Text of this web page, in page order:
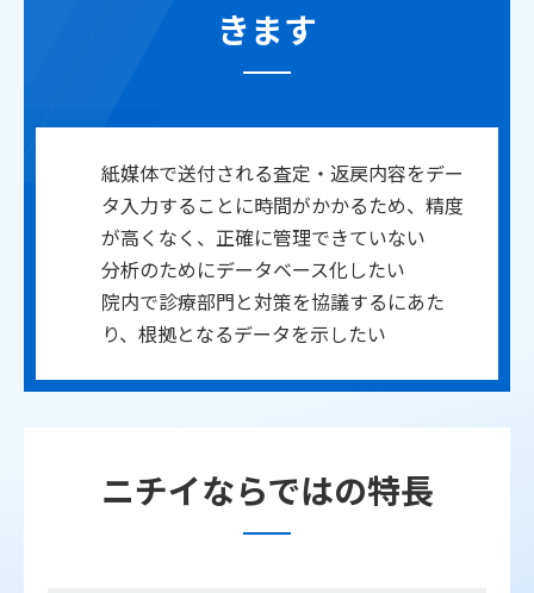
きます
紙媒体で送付される査定・返戻内容をデー
タ入力することに時間がかかるため、精度
が高くなく、正確に管理できていない
分析のためにデータベース化したい
院内で診療部門と対策を協議するにあた
り、根拠となるデータを示したい
ニチイならではの特長